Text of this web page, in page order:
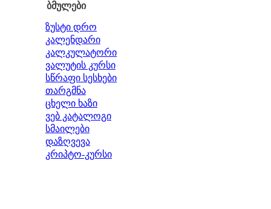
ბმულები
ზუსტი დრო
კალენდარი
კალკულატორი
ვალუტის კურსი
სწრაფი სესხები
თარგმნა
ცხელი ხაზი
ვებ კატალოგი
სმაილები
დაზღვევა
კრიპტო-კურსი